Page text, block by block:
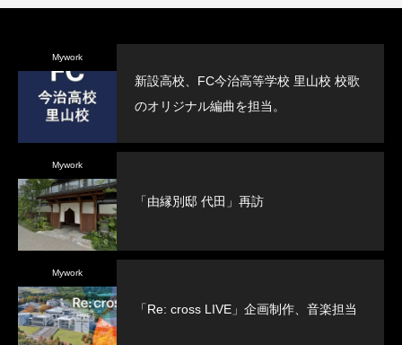
Mywork
新設高校、FC今治高等学校 里山校 校歌
のオリジナル編曲を担当。
Mywork
「由縁別邸 代田」再訪
Mywork
「Re: cross LIVE」企画制作、音楽担当